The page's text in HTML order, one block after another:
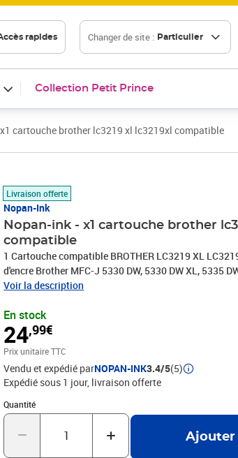
rapides Changer de site : Particulier
Collection Petit Prince
cartouche brother lc3219 xl lc3219xl compatible
Livraison offerte
Nopan-Ink
Nopan-ink - x1 cartouche brother
compatible
1 Cartouche compatible BROTHER LC3219 XL
d'encre Brother MFC-J 5330 DW, 5330 DW XL, 5335
6530 DW, 6730 DW, 6930 DW, 6935 DW
Voir la description
En stock
24,99€
Prix 24,99€
Prix unitaire TTC
Vendu et expédié parNOPAN-INK3.4/5(5)
Expédié sous 1 jour livraison offerte
Quantité
Quantité : 1
Ajouter